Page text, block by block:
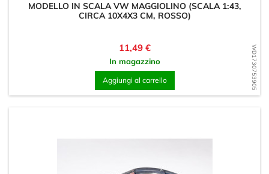
WD1730753905
MODELLO IN SCALA VW MAGGIOLINO (SCALA 1:43,
CIRCA 10X4X3 CM, ROSSO)
Prezzo
11,49 €
In magazzino
Aggiungi al carrello